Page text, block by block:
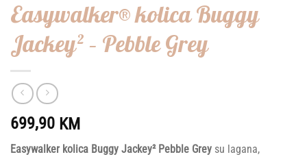
Easywalker® kolica Buggy
Jackey² – Pebble Grey
699,90 KM
Easywalker kolica Buggy Jackey² Pebble Grey su lagana,